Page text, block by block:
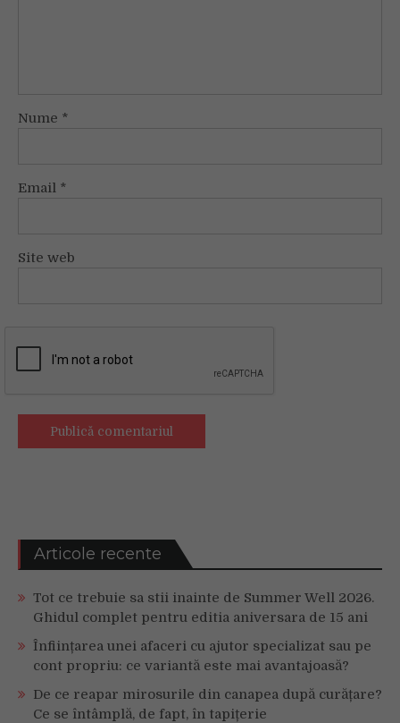
Nume *
Email *
Site web
Articole recente
Tot ce trebuie sa stii inainte de Summer Well 2026.
Ghidul complet pentru editia aniversara de 15 ani
Înființarea unei afaceri cu ajutor specializat sau pe
cont propriu: ce variantă este mai avantajoasă?
De ce reapar mirosurile din canapea după curățare?
Ce se întâmplă, de fapt, în tapițerie